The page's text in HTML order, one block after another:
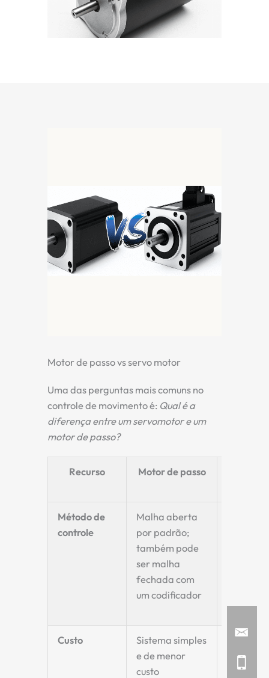
Motor de passo vs servo motor
Uma das perguntas mais comuns no
controle de movimento é: Qual é a
diferença entre um servomotor e um
motor de passo?
Recurso Motor de passo
Método de
controle
Malha aberta
por padrão;
também pode
ser malha
fechada com
um codificador
Custo
Sistema simples
e de menor
custo
Custo
alto,
sistema